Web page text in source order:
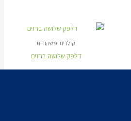
קולרים ומשקורים
דלפק שלושה ברזים